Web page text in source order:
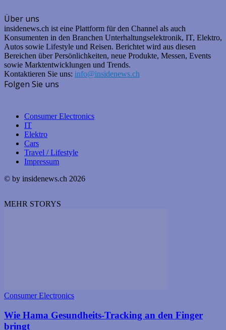
Über uns
insidenews.ch ist eine Plattform für den Channel als auch
Konsumenten in den Branchen Unterhaltungselektronik, IT, Elektro,
Autos sowie Lifestyle und Reisen. Berichtet wird aus diesen
Bereichen über Persönlichkeiten, neue Produkte, Messen, Events
sowie Marktentwicklungen und Trends.
Kontaktieren Sie uns: info@insidenews.ch
Folgen Sie uns
Consumer Electronics
IT
Elektro
Cars
Travel / Lifestyle
Impressum
© by insidenews.ch 2026
MEHR STORYS
Consumer Electronics
Wie Hama Gesundheits-Tracking an den Finger
bringt